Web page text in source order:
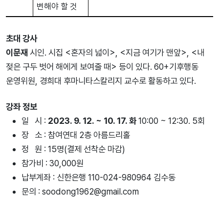
변해야 할 것
초대 강사
이문재 시인. 시집 <혼자의 넓이>, <지금 여기가 맨앞>, <내
젖은 구두 벗어 해에게 보여줄 때> 등이 있다. 60+기후행동
운영위원, 경희대 후마니타스칼리지 교수로 활동하고 있다.
강좌 정보
일 시 : 2023. 9. 12. ~ 10. 17. 화10:00 ~ 12:30. 5회
장 소 : 참여연대 2층 아름드리홀
정 원 : 15명(결제 선착순 마감)
참가비 : 30,000원
납부계좌 : 신한은행 110-024-980964 김수동
문의 : soodong1962@gmail.com